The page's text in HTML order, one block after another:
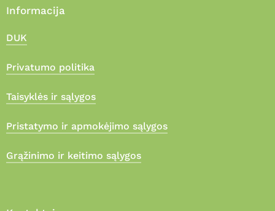
Informacija
DUK
Privatumo politika
Taisyklės ir sąlygos
Pristatymo ir apmokėjimo sąlygos
Grąžinimo ir keitimo sąlygos